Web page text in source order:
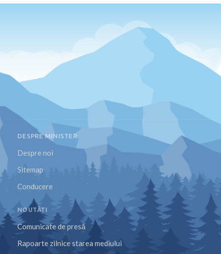
DESPRE MINISTER
Despre noi
Sitemap
Conducere
NOUTĂȚI
Comunicate de presă
Rapoarte zilnice starea mediului